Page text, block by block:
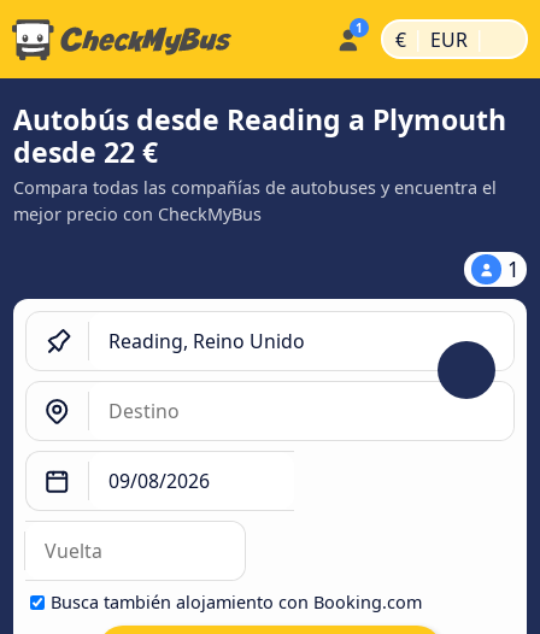
€ | EUR |
Autobús desde Reading a Plymouth
desde 22 €
Compara todas las compañías de autobuses y encuentra el
mejor precio con CheckMyBus
1
Busca también alojamiento con Booking.com